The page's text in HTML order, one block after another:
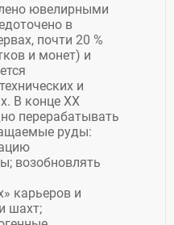
ювелирными
в
почти 20 %
и монет) и
и
В конце ХХ
перерабатывать
руды:
возобновлять
карьеров и
шахт;